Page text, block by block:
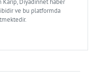
Karip, Diyadinnet haber
ve bu platformda